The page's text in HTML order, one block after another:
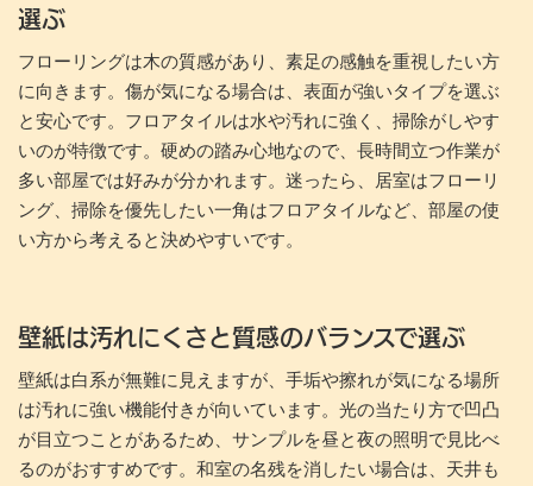
選ぶ
フローリングは木の質感があり、素足の感触を重視したい方
に向きます。傷が気になる場合は、表面が強いタイプを選ぶ
と安心です。フロアタイルは水や汚れに強く、掃除がしやす
いのが特徴です。硬めの踏み心地なので、長時間立つ作業が
多い部屋では好みが分かれます。迷ったら、居室はフローリ
ング、掃除を優先したい一角はフロアタイルなど、部屋の使
い方から考えると決めやすいです。
壁紙は汚れにくさと質感のバランスで選ぶ
壁紙は白系が無難に見えますが、手垢や擦れが気になる場所
は汚れに強い機能付きが向いています。光の当たり方で凹凸
が目立つことがあるため、サンプルを昼と夜の照明で見比べ
るのがおすすめです。和室の名残を消したい場合は、天井も